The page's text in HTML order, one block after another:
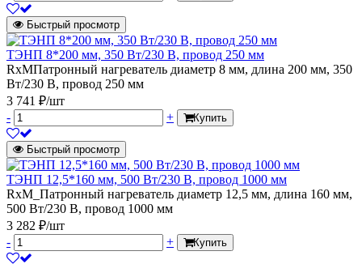
Быстрый просмотр
ТЭНП 8*200 мм, 350 Вт/230 В, провод 250 мм
RxMПатронный нагреватель диаметр 8 мм, длина 200 мм, 350
Вт/230 В, провод 250 мм
3 741 ₽/шт
-
+ Купить
Быстрый просмотр
ТЭНП 12,5*160 мм, 500 Вт/230 В, провод 1000 мм
RxM_Патронный нагреватель диаметр 12,5 мм, длина 160 мм,
500 Вт/230 В, провод 1000 мм
3 282 ₽/шт
-
+ Купить